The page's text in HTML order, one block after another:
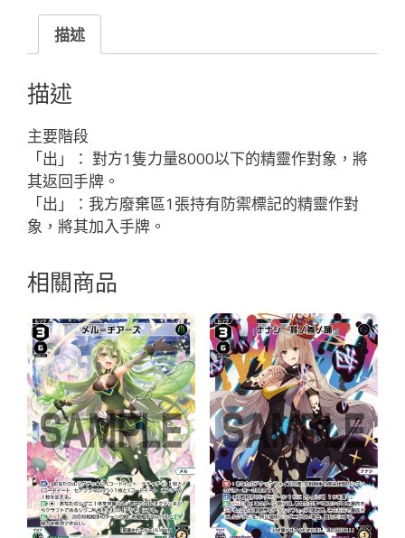
ナ
『い
け
い
け！』
「白
色
輔
助
分
身
ー
（多
娜）
LV2
」
數
量
描述
描述
主要階段
「出」： 對方1隻力量8000以下的精靈作對象，將
其返回手牌。
「出」：我方廢棄區1張持有防禦標記的精靈作對
象，將其加入手牌。
相關商品